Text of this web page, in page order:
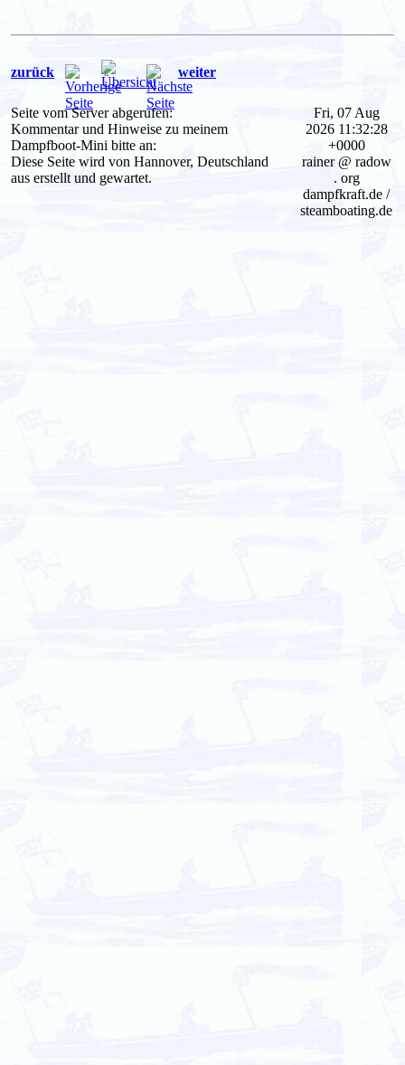
zurück weiter
Seite vom Server abgerufen:
Kommentar und Hinweise zu meinem
Dampfboot-Mini bitte an:
Diese Seite wird von Hannover, Deutschland
aus erstellt und gewartet.
Fri, 07 Aug
2026 11:32:28
+0000
rainer @ radow
. org
dampfkraft.de /
steamboating.de